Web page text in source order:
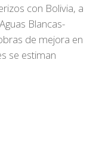
con Bolivia, a
Blancas-
de mejora en
se estiman